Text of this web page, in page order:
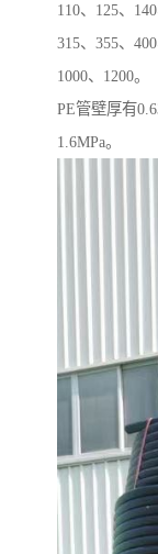
110、125、
315、355、
1000、1200。
PE管壁厚有
1.6MPa。